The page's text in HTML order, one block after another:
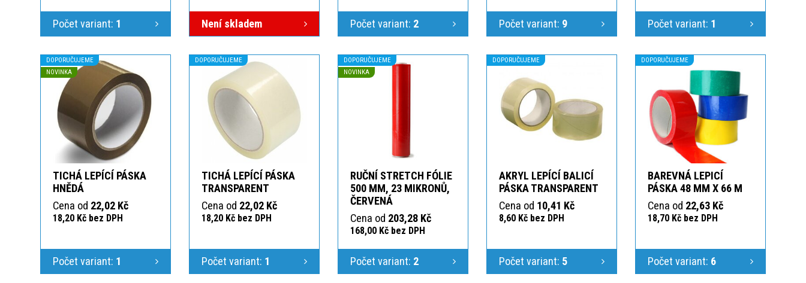
Počet variant: 1 Není skladem Počet variant: 2 Počet variant: 9 Počet variant: 1
DOPORUČUJEME
NOVINKA
TICHÁ LEPÍCÍ PÁSKA
HNĚDÁ
Cena od 22,02 Kč
18,20 Kč bez DPH
Počet variant: 1
DOPORUČUJEME
TICHÁ LEPÍCÍ PÁSKA
TRANSPARENT
Cena od 22,02 Kč
18,20 Kč bez DPH
Počet variant: 1
DOPORUČUJEME
NOVINKA
RUČNÍ STRETCH FÓLIE
500 MM, 23 MIKRONŮ,
ČERVENÁ
Cena od 203,28 Kč
168,00 Kč bez DPH
Počet variant: 2
DOPORUČUJEME
AKRYL LEPÍCÍ BALICÍ
PÁSKA TRANSPARENT
Cena od 10,41 Kč
8,60 Kč bez DPH
Počet variant: 5
DOPORUČUJEME
BAREVNÁ LEPICÍ
PÁSKA 48 MM X 66 M
Cena od 22,63 Kč
18,70 Kč bez DPH
Počet variant: 6